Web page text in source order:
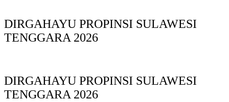
DIRGAHAYU PROPINSI SULAWESI
TENGGARA 2026
DIRGAHAYU PROPINSI SULAWESI
TENGGARA 2026